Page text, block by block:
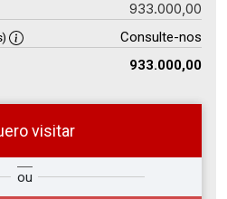
933.000,00
Consulte-nos
933.000,00
visitar
ou
dia e horário para
você?